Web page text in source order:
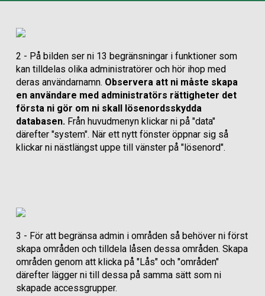
2 - På bilden ser ni 13 begränsningar i funktioner som
kan tilldelas olika administratörer och hör ihop med
deras användarnamn. Observera att ni måste skapa
en användare med administratörs rättigheter det
första ni gör om ni skall lösenordsskydda
databasen.Från huvudmenyn klickar ni på "data"
därefter "system". När ett nytt fönster öppnar sig så
klickar ni nästlängst uppe till vänster på "lösenord".
3 - För att begränsa admin i områden så behöver ni först
skapa områden och tilldela låsen dessa områden. Skapa
områden genom att klicka på "Lås" och "områden"
därefter lägger ni till dessa på samma sätt som ni
skapade accessgrupper.